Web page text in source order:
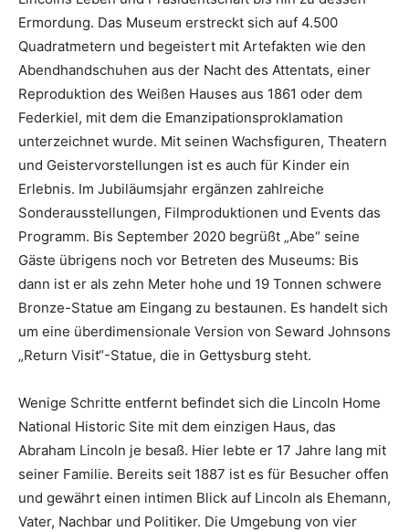
Ermordung. Das Museum erstreckt sich auf 4.500
Quadratmetern und begeistert mit Artefakten wie den
Abendhandschuhen aus der Nacht des Attentats, einer
Reproduktion des Weißen Hauses aus 1861 oder dem
Federkiel, mit dem die Emanzipationsproklamation
unterzeichnet wurde. Mit seinen Wachsfiguren, Theatern
und Geistervorstellungen ist es auch für Kinder ein
Erlebnis. Im Jubiläumsjahr ergänzen zahlreiche
Sonderausstellungen, Filmproduktionen und Events das
Programm. Bis September 2020 begrüßt „Abe“ seine
Gäste übrigens noch vor Betreten des Museums: Bis
dann ist er als zehn Meter hohe und 19 Tonnen schwere
Bronze-Statue am Eingang zu bestaunen. Es handelt sich
um eine überdimensionale Version von Seward Johnsons
„Return Visit“-Statue, die in Gettysburg steht.
Wenige Schritte entfernt befindet sich die Lincoln Home
National Historic Site mit dem einzigen Haus, das
Abraham Lincoln je besaß. Hier lebte er 17 Jahre lang mit
seiner Familie. Bereits seit 1887 ist es für Besucher offen
und gewährt einen intimen Blick auf Lincoln als Ehemann,
Vater, Nachbar und Politiker. Die Umgebung von vier